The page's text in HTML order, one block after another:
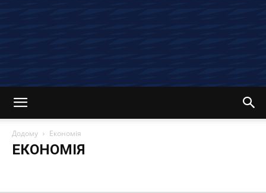
Додому Економія
ЕКОНОМІЯ